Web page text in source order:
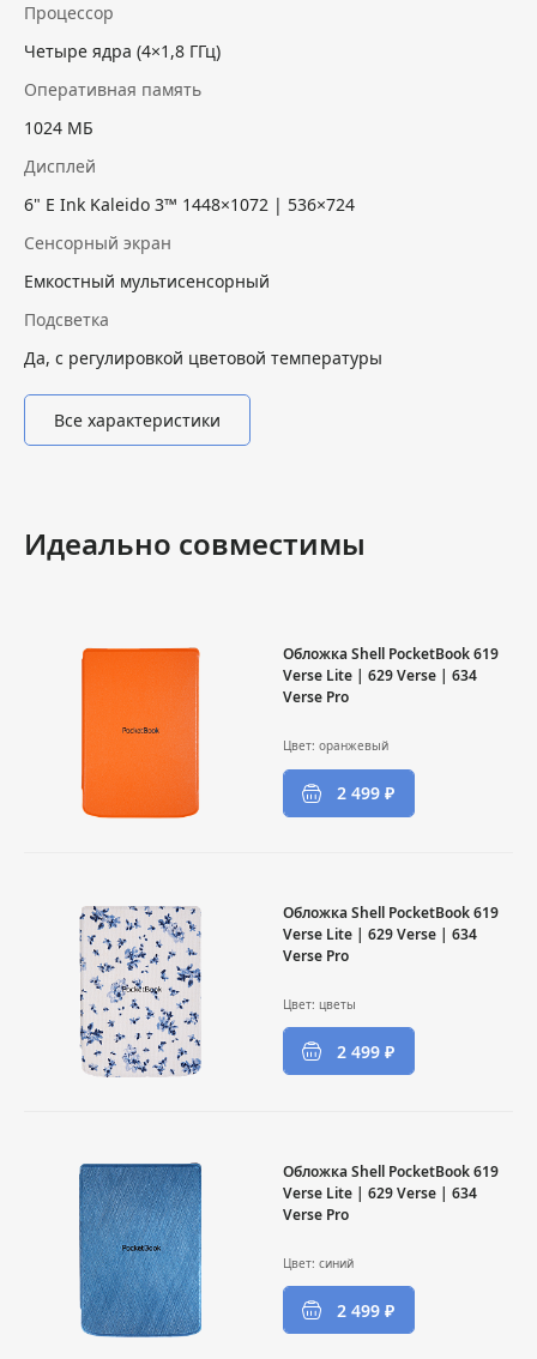
Процессор
Четыре ядра (4×1,8 ГГц)
Оперативная память
1024 МБ
Дисплей
6" E Ink Kaleido 3™ 1448×1072 | 536×724
Сенсорный экран
Емкостный мультисенсорный
Подсветка
Да, с регулировкой цветовой температуры
Все характеристики
Идеально совместимы
Обложка Shell PocketBook 619
Verse Lite | 629 Verse | 634
Verse Pro
Цвет: оранжевый
2 499 ₽
Обложка Shell PocketBook 619
Verse Lite | 629 Verse | 634
Verse Pro
Цвет: цветы
2 499 ₽
Обложка Shell PocketBook 619
Verse Lite | 629 Verse | 634
Verse Pro
Цвет: cиний
2 499 ₽